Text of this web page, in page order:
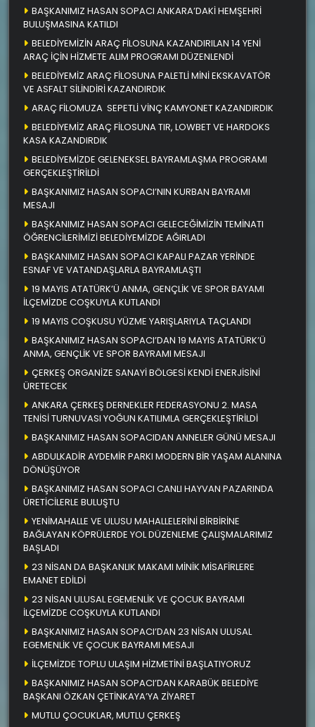
BAŞKANIMIZ HASAN SOPACI ANKARA’DAKİ HEMŞEHRİ
BULUŞMASINA KATILDI
BELEDİYEMİZİN ARAÇ FİLOSUNA KAZANDIRILAN 14 YENİ
ARAÇ İÇİN HİZMETE ALIM PROGRAMI DÜZENLENDİ
BELEDİYEMİZ ARAÇ FİLOSUNA PALETLİ MİNİ EKSKAVATÖR
VE ASFALT SİLİNDİRİ KAZANDIRDIK
ARAÇ FİLOMUZA SEPETLİ VİNÇ KAMYONET KAZANDIRDIK
BELEDİYEMİZ ARAÇ FİLOSUNA TIR, LOWBET VE HARDOKS
KASA KAZANDIRDIK
BELEDİYEMİZDE GELENEKSEL BAYRAMLAŞMA PROGRAMI
GERÇEKLEŞTİRİLDİ
BAŞKANIMIZ HASAN SOPACI’NIN KURBAN BAYRAMI
MESAJI
BAŞKANIMIZ HASAN SOPACI GELECEĞİMİZİN TEMİNATI
ÖĞRENCİLERİMİZİ BELEDİYEMİZDE AĞIRLADI
BAŞKANIMIZ HASAN SOPACI KAPALI PAZAR YERİNDE
ESNAF VE VATANDAŞLARLA BAYRAMLAŞTI
19 MAYIS ATATÜRK’Ü ANMA, GENÇLİK VE SPOR BAYAMI
İLÇEMİZDE COŞKUYLA KUTLANDI
19 MAYIS COŞKUSU YÜZME YARIŞLARIYLA TAÇLANDI
BAŞKANIMIZ HASAN SOPACI’DAN 19 MAYIS ATATÜRK’Ü
ANMA, GENÇLİK VE SPOR BAYRAMI MESAJI
ÇERKEŞ ORGANİZE SANAYİ BÖLGESİ KENDİ ENERJİSİNİ
ÜRETECEK
ANKARA ÇERKEŞ DERNEKLER FEDERASYONU 2. MASA
TENİSİ TURNUVASI YOĞUN KATILIMLA GERÇEKLEŞTİRİLDİ
BAŞKANIMIZ HASAN SOPACIDAN ANNELER GÜNÜ MESAJI
ABDULKADİR AYDEMİR PARKI MODERN BİR YAŞAM ALANINA
DÖNÜŞÜYOR
BAŞKANIMIZ HASAN SOPACI CANLI HAYVAN PAZARINDA
ÜRETİCİLERLE BULUŞTU
YENİMAHALLE VE ULUSU MAHALLELERİNİ BİRBİRİNE
BAĞLAYAN KÖPRÜLERDE YOL DÜZENLEME ÇALIŞMALARIMIZ
BAŞLADI
23 NİSAN DA BAŞKANLIK MAKAMI MİNİK MİSAFİRLERE
EMANET EDİLDİ
23 NİSAN ULUSAL EGEMENLİK VE ÇOCUK BAYRAMI
İLÇEMİZDE COŞKUYLA KUTLANDI
BAŞKANIMIZ HASAN SOPACI’DAN 23 NİSAN ULUSAL
EGEMENLİK VE ÇOCUK BAYRAMI MESAJI
İLÇEMİZDE TOPLU ULAŞIM HİZMETİNİ BAŞLATIYORUZ
BAŞKANIMIZ HASAN SOPACI’DAN KARABÜK BELEDİYE
BAŞKANI ÖZKAN ÇETİNKAYA’YA ZİYARET
MUTLU ÇOCUKLAR, MUTLU ÇERKEŞ